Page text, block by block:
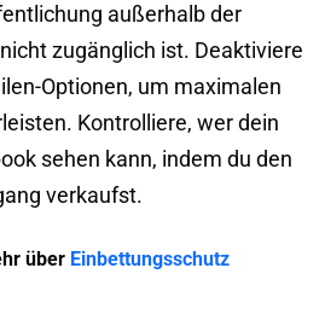
außerhalb der
zugänglich ist. Deaktiviere
Optionen, um maximalen
Kontrolliere, wer dein
sehen kann, indem du den
verkaufst.
über Einbettungsschutz